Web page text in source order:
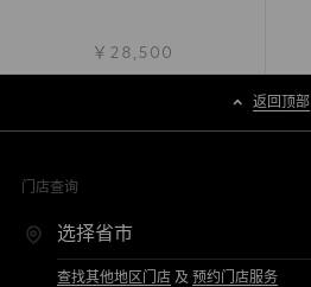
￥28,500
返回顶部
门店查询
查找其他地区门店 及 预约门店服务